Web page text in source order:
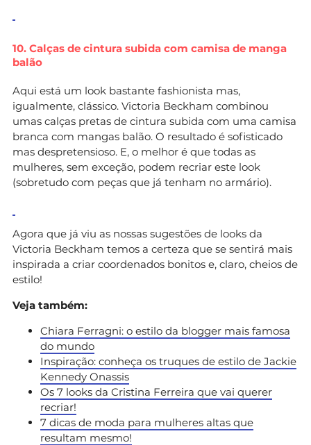
10. Calças de cintura subida com camisa de manga
balão
Aqui está um look bastante fashionista mas,
igualmente, clássico. Victoria Beckham combinou
umas calças pretas de cintura subida com uma camisa
branca com mangas balão. O resultado é sofisticado
mas despretensioso. E, o melhor é que todas as
mulheres, sem exceção, podem recriar este look
(sobretudo com peças que já tenham no armário).
Agora que já viu as nossas sugestões de looks da
Victoria Beckham temos a certeza que se sentirá mais
inspirada a criar coordenados bonitos e, claro, cheios de
estilo!
Veja também:
Chiara Ferragni: o estilo da blogger mais famosa
do mundo
Inspiração: conheça os truques de estilo de Jackie
Kennedy Onassis
Os 7 looks da Cristina Ferreira que vai querer
recriar!
7 dicas de moda para mulheres altas que
resultam mesmo!